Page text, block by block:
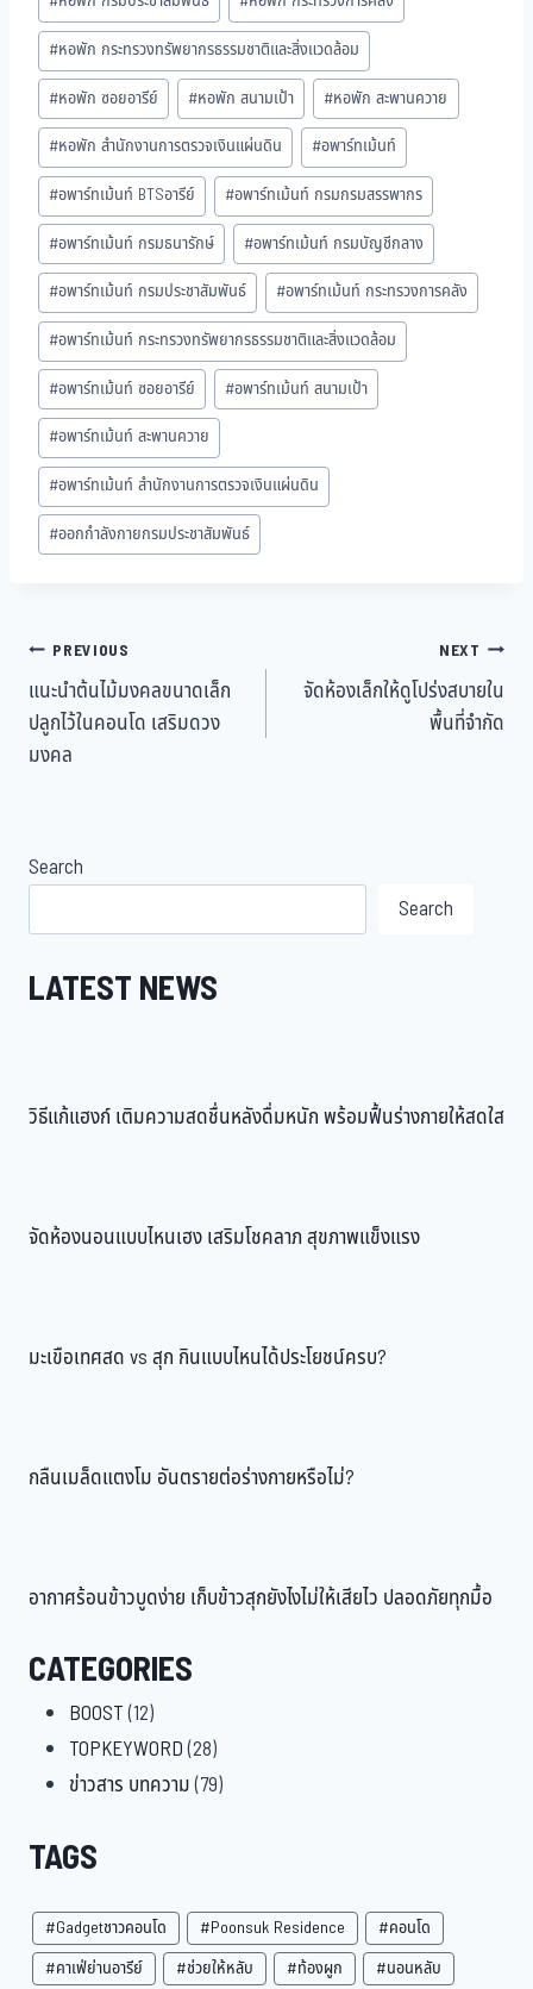
#หอพัก กระทรวงทรัพยากรธรรมชาติและสิ่งแวดล้อม
#หอพัก ซอยอารีย์ #หอพัก สนามเป้า #หอพัก สะพานควาย
#หอพัก สำนักงานการตรวจเงินแผ่นดิน #อพาร์ทเม้นท์
#อพาร์ทเม้นท์ BTSอารีย์ #อพาร์ทเม้นท์ กรมกรมสรรพากร
#อพาร์ทเม้นท์ กรมธนารักษ์ #อพาร์ทเม้นท์ กรมบัญชีกลาง
#อพาร์ทเม้นท์ กรมประชาสัมพันธ์ #อพาร์ทเม้นท์ กระทรวงการคลัง
#อพาร์ทเม้นท์ กระทรวงทรัพยากรธรรมชาติและสิ่งแวดล้อม
#อพาร์ทเม้นท์ ซอยอารีย์ #อพาร์ทเม้นท์ สนามเป้า
#อพาร์ทเม้นท์ สะพานควาย
#อพาร์ทเม้นท์ สำนักงานการตรวจเงินแผ่นดิน
#ออกกำลังกายกรมประชาสัมพันธ์
PREVIOUS
แนะนำต้นไม้มงคลขนาดเล็ก
ปลูกไว้ในคอนโด เสริมดวง
มงคล
NEXT
จัดห้องเล็กให้ดูโปร่งสบายใน
พื้นที่จำกัด
Search
Search
LATEST NEWS
วิธีแก้แฮงก์ เติมความสดชื่นหลังดื่มหนัก พร้อมฟื้นร่างกายให้สดใส
จัดห้องนอนแบบไหนเฮง เสริมโชคลาภ สุขภาพแข็งแรง
มะเขือเทศสด vs สุก กินแบบไหนได้ประโยชน์ครบ?
กลืนเมล็ดแตงโม อันตรายต่อร่างกายหรือไม่?
อากาศร้อนข้าวบูดง่าย เก็บข้าวสุกยังไงไม่ให้เสียไว ปลอดภัยทุกมื้อ
CATEGORIES
BOOST(12)
TOPKEYWORD(28)
ข่าวสาร บทความ(79)
TAGS
#Gadgetชาวคอนโด #Poonsuk Residence
#คอนโด
#คาเฟ่ย่านอารีย์
#ช่วยให้หลับ #ท้องผูก
#นอนหลับ